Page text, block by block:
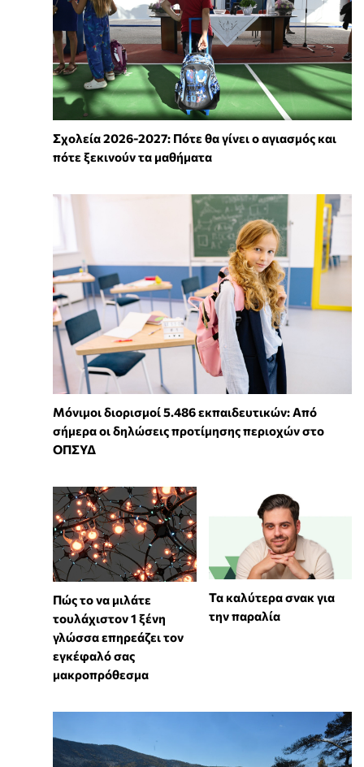
Σχολεία 2026-2027: Πότε θα γίνει ο αγιασμός και
πότε ξεκινούν τα μαθήματα
Μόνιμοι διορισμοί 5.486 εκπαιδευτικών: Από
σήμερα οι δηλώσεις προτίμησης περιοχών στο
ΟΠΣΥΔ
⁠Πώς το να μιλάτε
τουλάχιστον 1 ξένη
γλώσσα επηρεάζει τον
εγκέφαλό σας
μακροπρόθεσμα
Τα καλύτερα σνακ για
την παραλία